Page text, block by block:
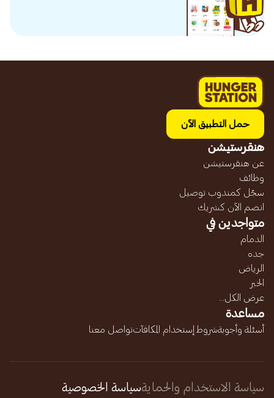
حمل التطبيق الآن
هنقرستيشن
عن هنقرستيشن
وظائف
سجّل كمندوب توصيل
انضم الآن كشريك
متواجدين في
الدمام
جده
الرياض
الخبر
عرض الكل...
مساعدة
أسئلة وأجوبةشروط إستخدام المكافآتتواصل معنا
سياسة الاستخدام والحمايةسياسة الخصوصية